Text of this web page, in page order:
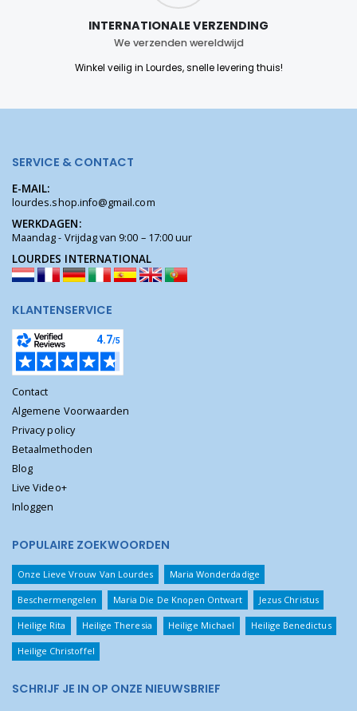
INTERNATIONALE VERZENDING
We verzenden wereldwijd
Winkel veilig in Lourdes, snelle levering thuis!
SERVICE & CONTACT
E-MAIL:
lourdes.shop.info@gmail.com
WERKDAGEN:
Maandag - Vrijdag van 9:00 – 17:00 uur
LOURDES INTERNATIONAL
KLANTENSERVICE
Contact
Algemene Voorwaarden
Privacy policy
Betaalmethoden
Blog
Live Video+
Inloggen
POPULAIRE ZOEKWOORDEN
Onze Lieve Vrouw Van Lourdes Maria Wonderdadige
Beschermengelen Maria Die De Knopen Ontwart Jezus Christus
Heilige Rita Heilige Theresia Heilige Michael Heilige Benedictus
Heilige Christoffel
SCHRIJF JE IN OP ONZE NIEUWSBRIEF